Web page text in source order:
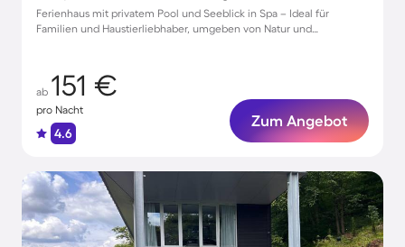
Ferienhaus mit privatem Pool und Seeblick in Spa – Ideal für
Familien und Haustierliebhaber, umgeben von Natur und
ab 151 €
pro Nacht
4.6
Zum Angebot